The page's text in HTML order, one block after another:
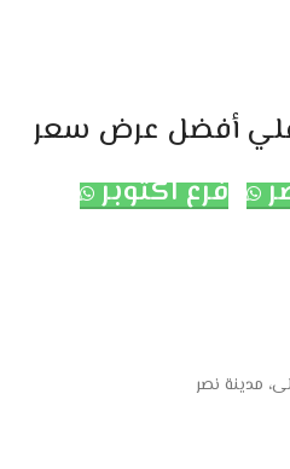
أفضل عرض سعر
فرع اكتوبر